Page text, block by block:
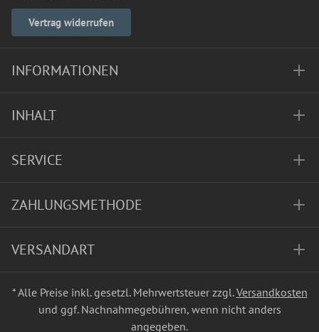
Vertrag widerrufen
INFORMATIONEN
INHALT
SERVICE
ZAHLUNGSMETHODE
VERSANDART
* Alle Preise inkl. gesetzl. Mehrwertsteuer zzgl.Versandkosten
und ggf. Nachnahmegebühren, wenn nicht anders
angegeben.